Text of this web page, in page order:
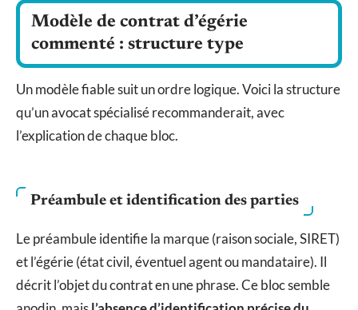
Modèle de contrat d’égérie
commenté : structure type
Un modèle fiable suit un ordre logique. Voici la structure
qu’un avocat spécialisé recommanderait, avec
l’explication de chaque bloc.
Préambule et identification des parties
Le préambule identifie la marque (raison sociale, SIRET)
et l’égérie (état civil, éventuel agent ou mandataire). Il
décrit l’objet du contrat en une phrase. Ce bloc semble